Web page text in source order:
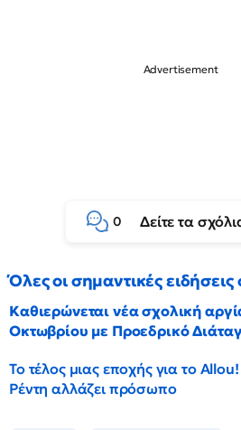
0 Δείτε τα
Όλες οι σημαντικές
Καθιερώνεται νέα σχολική
Οκτωβρίου με Προεδρικό
Το τέλος μιας εποχής για το
Ρέντη αλλάζει πρόσωπο